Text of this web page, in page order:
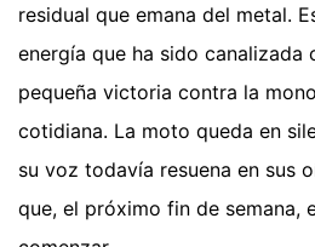
residual que emana del metal.
energía que ha sido canalizada
pequeña victoria contra la
cotidiana. La moto queda en
su voz todavía resuena en sus
que, el próximo fin de semana,